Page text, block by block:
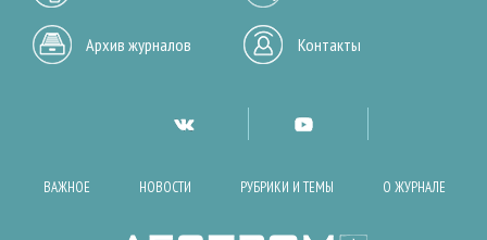
Архив журналов Контакты
ВАЖНОЕ НОВОСТИ РУБРИКИ И ТЕМЫ О ЖУРНАЛЕ